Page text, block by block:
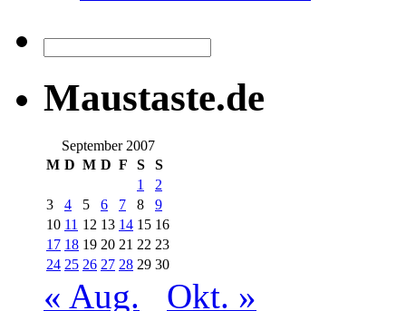
Maustaste.de
September 2007
M D M D F S
S
1
2
3
4 5 6 7 8
9
10 11 12 13 14 15 16
17 18 19 20 21 22 23
24 25 26 27 28 29 30
« Aug. Okt. »